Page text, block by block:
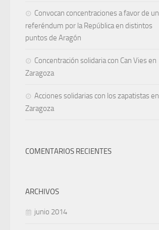
Convocan concentraciones a favor de un
referéndum por la República en distintos
puntos de Aragón
Concentración solidaria con Can Vies en
Zaragoza
Acciones solidarias con los zapatistas en
Zaragoza
COMENTARIOS RECIENTES
ARCHIVOS
junio 2014